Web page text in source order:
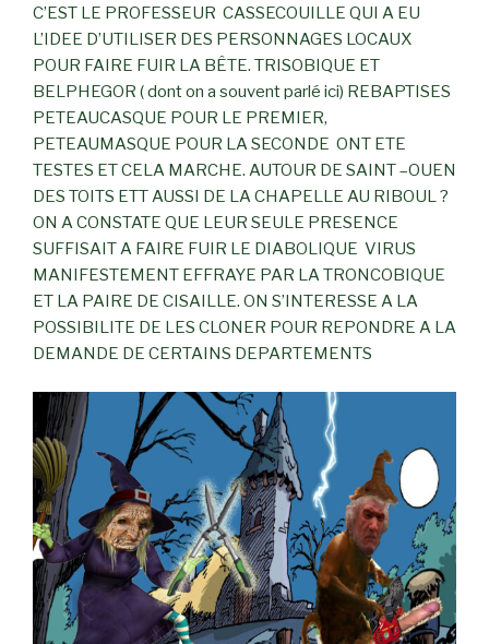
C’EST LE PROFESSEUR CASSECOUILLE QUI A EU
L’IDEE D’UTILISER DES PERSONNAGES LOCAUX
POUR FAIRE FUIR LA BÊTE. TRISOBIQUE ET
BELPHEGOR ( dont on a souvent parlé ici) REBAPTISES
PETEAUCASQUE POUR LE PREMIER,
PETEAUMASQUE POUR LA SECONDE ONT ETE
TESTES ET CELA MARCHE. AUTOUR DE SAINT –OUEN
DES TOITS ETT AUSSI DE LA CHAPELLE AU RIBOUL ?
ON A CONSTATE QUE LEUR SEULE PRESENCE
SUFFISAIT A FAIRE FUIR LE DIABOLIQUE VIRUS
MANIFESTEMENT EFFRAYE PAR LA TRONCOBIQUE
ET LA PAIRE DE CISAILLE. ON S’INTERESSE A LA
POSSIBILITE DE LES CLONER POUR REPONDRE A LA
DEMANDE DE CERTAINS DEPARTEMENTS